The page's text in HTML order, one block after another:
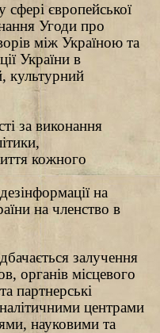
сфері європейської
Угоди про
між Україною та
України в
культурний
за виконання
кожного
на
на членство в
залучення
органів місцевого
партнерські
центрами
науковими та